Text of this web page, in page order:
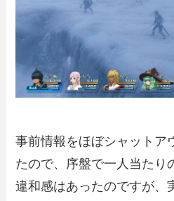
事前情報をほぼシャットア
たので、序盤で一人当たり
違和感はあったのですが、